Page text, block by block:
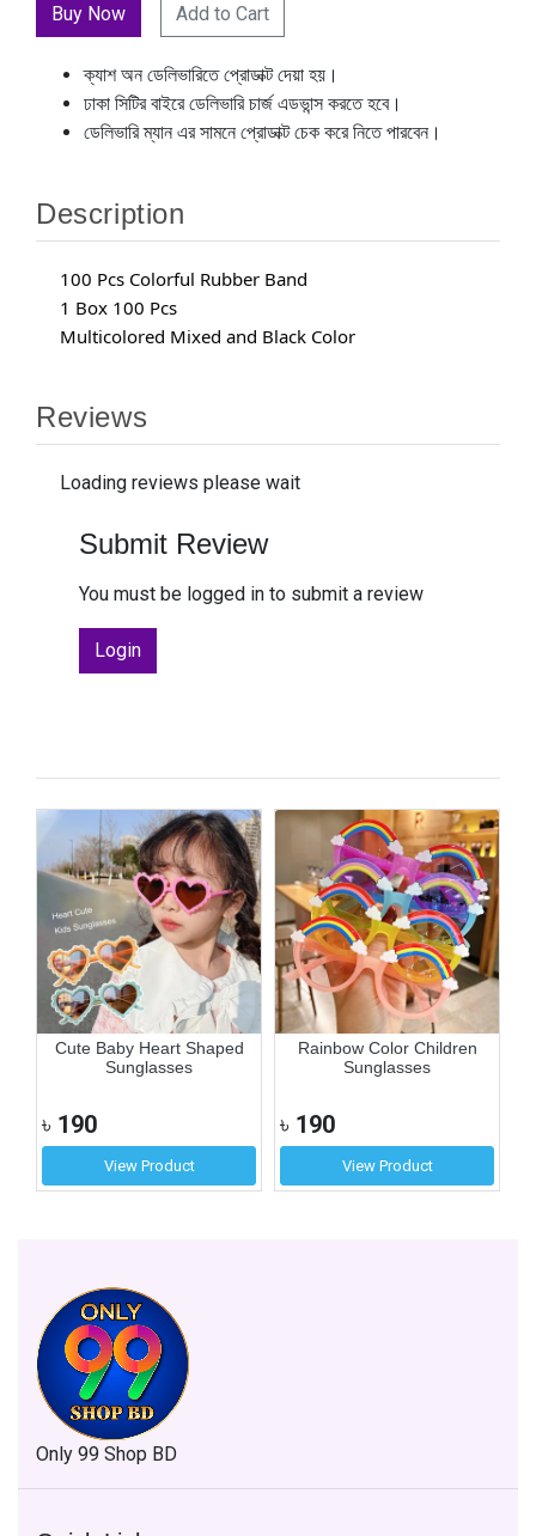
Add to Cart
ক্যাশ অন ডেলিভারিতে প্রোডাক্ট দেয়া হয়।
ঢাকা সিটির বাইরে ডেলিভারি চার্জ এডভান্স করতে হবে।
ডেলিভারি ম্যান এর সামনে প্রোডাক্ট চেক করে নিতে পারবেন।
Description
100 Pcs Colorful Rubber Band
1 Box 100 Pcs
Multicolored Mixed and Black Color
Reviews
Loading reviews please wait
Submit Review
You must be logged in to submit a review
Login
Cute Baby Heart Shaped
Sunglasses
৳ 190
View Product
Rainbow Color Children
Sunglasses
৳ 190
View Product
Only 99 Shop BD